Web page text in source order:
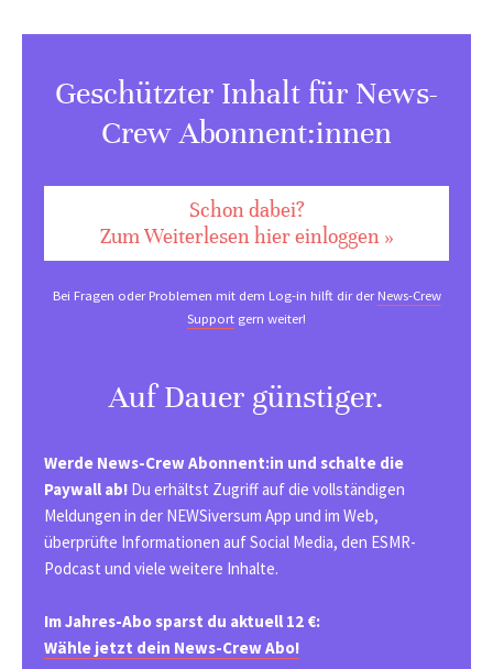
Geschützter Inhalt für News-
Crew Abonnent:innen
Schon dabei?
Zum Weiterlesen hier einloggen »
Bei Fragen oder Problemen mit dem Log-in hilft dir derNews-Crew
Support gern weiter!
Auf Dauer günstiger.
Werde News-Crew Abonnent:in und schalte die
Paywall ab! Du erhältst Zugriff auf die vollständigen
Meldungen in der NEWSiversum App und im Web,
überprüfte Informationen auf Social Media, den ESMR-
Podcast und viele weitere Inhalte.
Im Jahres-Abo sparst du aktuell 12 €:
Wähle jetzt dein News-Crew Abo!